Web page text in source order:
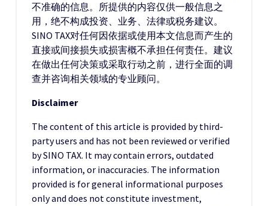
不准确的信息。所提供的内容仅供一般信息之
用，绝不构成投资、业务、法律或税务建议。
SINO TAX对任何因依据或使用本文信息而产生的
直接或间接损失或损害概不承担任何责任。建议
在做出任何决策或采取行动之前，进行全面的调
查并咨询相关领域的专业顾问。
Disclaimer
The content of this article is provided by third-
party users and has not been reviewed or verified
by SINO TAX. It may contain errors, outdated
information, or inaccuracies. The information
provided is for general informational purposes
only and does not constitute investment,